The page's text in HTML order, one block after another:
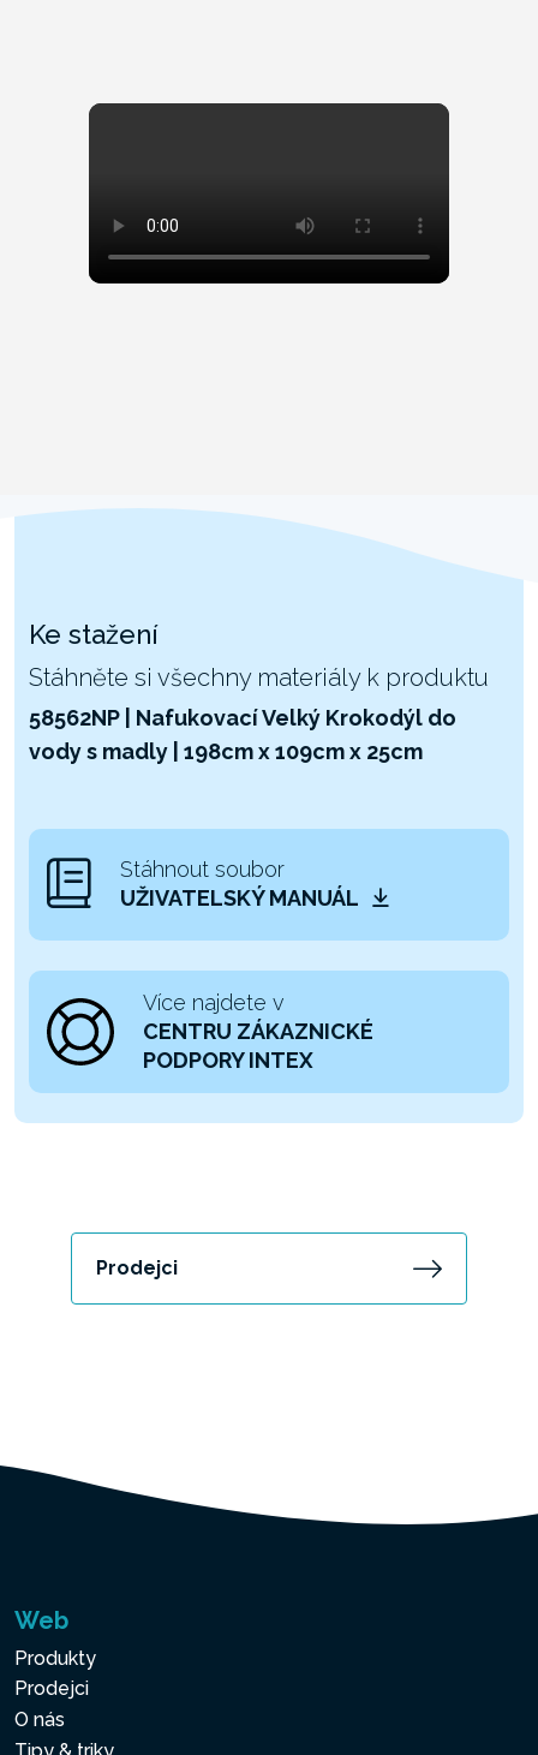
Ke stažení
Stáhněte si všechny materiály k produktu
58562NP | Nafukovací Velký Krokodýl do
vody s madly | 198cm x 109cm x 25cm
Stáhnout soubor
UŽIVATELSKÝ MANUÁL
Více najdete v
CENTRU ZÁKAZNICKÉ
PODPORY INTEX
Prodejci
Web
Produkty
Prodejci
O nás
Tipy & triky